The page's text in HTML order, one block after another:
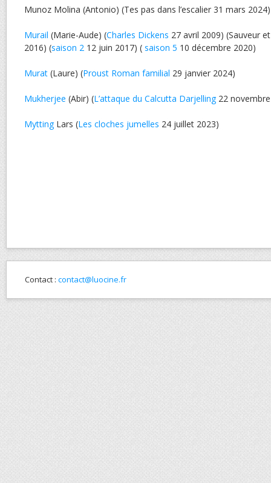
Munoz Molina (Antonio) (Tes pas dans l’escalier 31 mars 2024)
Murail (Marie-Aude) (Charles Dickens 27 avril 2009) (Sauveur
2016) (saison 2 12 juin 2017) ( saison 5 10 décembre 2020)
Murat (Laure) (Proust Roman familial 29 janvier 2024)
Mukherjee (Abir) (L’attaque du Calcutta Darjelling22
MyttingLars (Les cloches jumelles 24 juillet 2023)
Contact : contact@luocine.fr